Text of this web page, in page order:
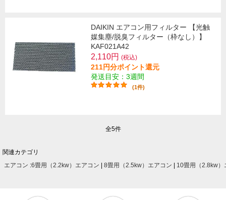
DAIKIN エアコン用フィルター 【光触
媒集塵/脱臭フィルター（枠なし）】
KAF021A42
2,110円 (税込)
211円分ポイント還元
発送目安：3週間
(1件)
全5件
関連カテゴリ
エアコン :6畳用（2.2kw）エアコン 8畳用（2.5kw）エアコン 10畳用（2.8kw）